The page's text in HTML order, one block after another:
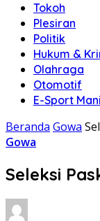
Tokoh
Plesiran
Politik
Hukum &
Olahraga
Otomotif
E-Sport
Beranda Gowa
Gowa
Seleksi